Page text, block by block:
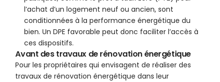
l’achat d’un logement neuf ou ancien, sont
conditionnées à la performance énergétique du
bien. Un DPE favorable peut donc faciliter l’accès à
ces dispositifs.
Avant des travaux de rénovation énergétique
Pour les propriétaires qui envisagent de réaliser des
travaux de rénovation énergétique dans leur